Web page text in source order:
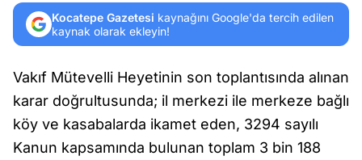
Kocatepe Gazetesi kaynağını Google'da tercih edilen
kaynak olarak ekleyin!
Vakıf Mütevelli Heyetinin son toplantısında alınan
karar doğrultusunda; il merkezi ile merkeze bağlı
köy ve kasabalarda ikamet eden, 3294 sayılı
Kanun kapsamında bulunan toplam 3 bin 188